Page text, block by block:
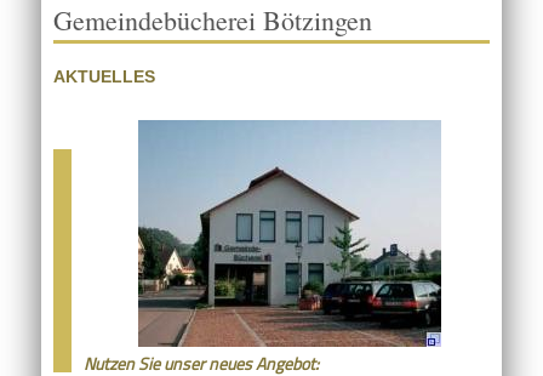
Gemeindebücherei Bötzingen
AKTUELLES
Nutzen Sie unser neues Angebot: